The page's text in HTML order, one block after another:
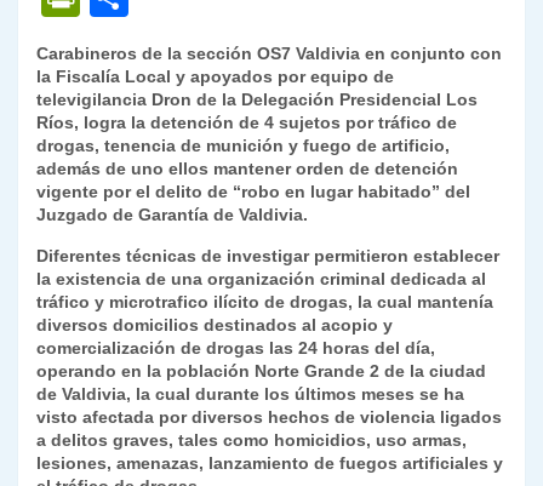
at
s
A
p
p
gr
a
m
e
b
o
o
k
er e
dI
n
y
Li
n
k
l
l
ri
nt
Fr
ie
n
dl
y
o
m
p
ar
tir
Carabineros de la sección OS7 Valdivia en conjunto con
la Fiscalía Local y apoyados por equipo de
televigilancia Dron de la Delegación Presidencial Los
Ríos, logra la detención de 4 sujetos por tráfico de
drogas, tenencia de munición y fuego de artificio,
además de uno ellos mantener orden de detención
vigente por el delito de “robo en lugar habitado” del
Juzgado de Garantía de Valdivia.
Diferentes técnicas de investigar permitieron establecer
la existencia de una organización criminal dedicada al
tráfico y microtrafico ilícito de drogas, la cual mantenía
diversos domicilios destinados al acopio y
comercialización de drogas las 24 horas del día,
operando en la población Norte Grande 2 de la ciudad
de Valdivia, la cual durante los últimos meses se ha
visto afectada por diversos hechos de violencia ligados
a delitos graves, tales como homicidios, uso armas,
lesiones, amenazas, lanzamiento de fuegos artificiales y